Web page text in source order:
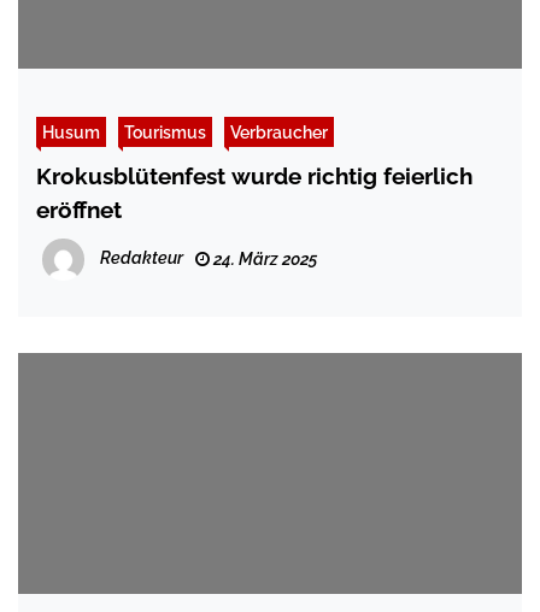
Husum Tourismus Verbraucher
Krokusblütenfest wurde richtig feierlich
eröffnet
Redakteur 24. März 2025